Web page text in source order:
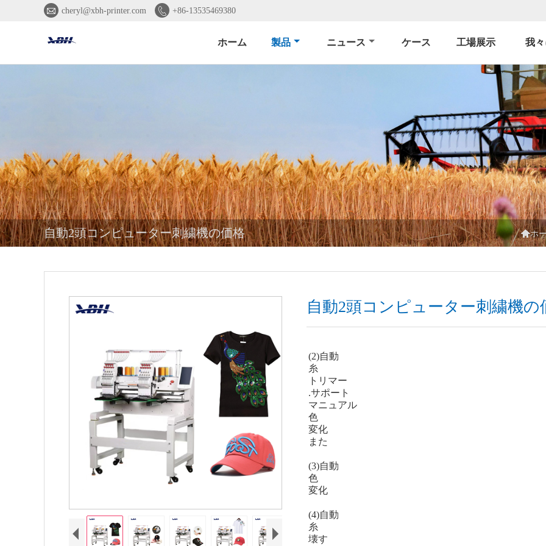
 cheryl@xbh-printer.com  +86-13535469380
ホーム 製品 ニュース ケース 工場展示 我
自動2頭コンピューター刺繍機の価格 ホ
自動2頭コンピューター刺繍機の
(2)自動
糸
トリマー
.サポート
マニュアル
色
変化
また
(3)自動
色
変化
(4)自動
糸
壊す